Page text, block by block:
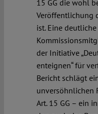
15 GG die wohl
Veröffentlichung
ist. Eine
der Initiative
enteignen“ für
Bericht schlägt
unversöhnlichen
Art. 15 GG – ein